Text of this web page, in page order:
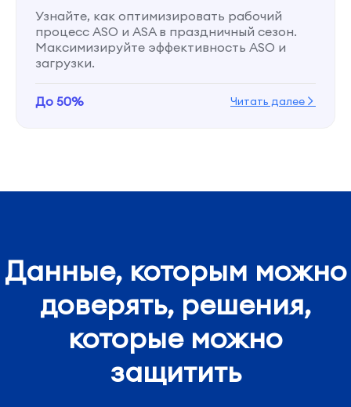
Узнайте, как оптимизировать рабочий
процесс ASO и ASA в праздничный сезон.
Максимизируйте эффективность ASO и
загрузки.
До 50% Читать далее
Данные, которым можно
доверять, решения,
которые можно
защитить